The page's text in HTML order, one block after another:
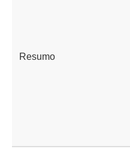
Resumo